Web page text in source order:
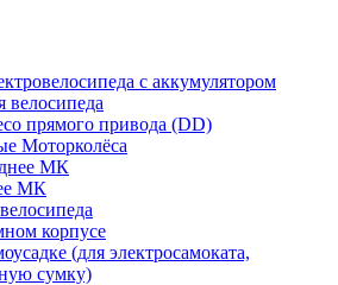
с аккумулятором
велосипеда
прямого привода (DD)
Моторколёса
МК
МК
корпусе
(для электросамоката,
сумку)